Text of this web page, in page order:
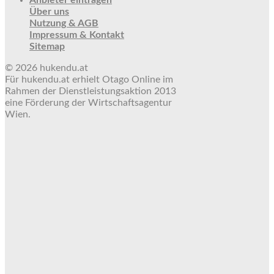
Über uns
Nutzung & AGB
Impressum & Kontakt
Sitemap
© 2026 hukendu.at
Für hukendu.at erhielt Otago Online im
Rahmen der Dienstleistungsaktion 2013
eine Förderung der Wirtschaftsagentur
Wien.